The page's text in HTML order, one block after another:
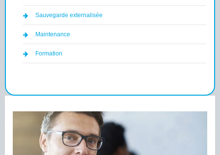
Sauvegarde externalisée
Maintenance
Formation